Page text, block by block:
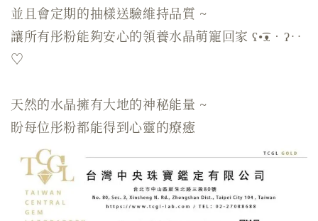
並且會定期的抽樣送驗維持品質 ~
讓所有彤粉能夠安心的領養水晶萌寵回家 ʕ•͡ᴥ•ʔ‥
♡
天然的水晶擁有大地的神秘能量 ~
盼每位彤粉都能得到心靈的療癒